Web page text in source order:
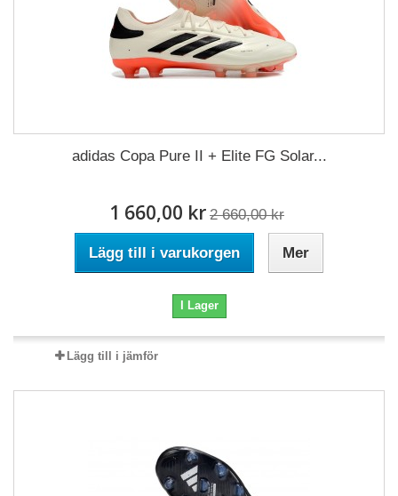
adidas Copa Pure II + Elite FG Solar...
1 660,00 kr 2 660,00 kr
Lägg till i varukorgen Mer
I Lager
Lägg till i jämför